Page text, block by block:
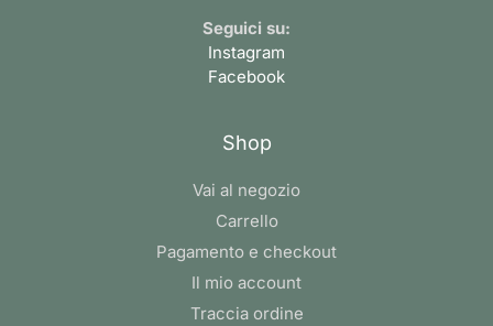
Seguici su:
Instagram
Facebook
Shop
Vai al negozio
Carrello
Pagamento e checkout
Il mio account
Traccia ordine